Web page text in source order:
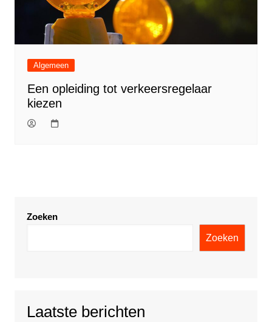
Algemeen
Een opleiding tot verkeersregelaar
kiezen
Zoeken
Zoeken
Laatste berichten